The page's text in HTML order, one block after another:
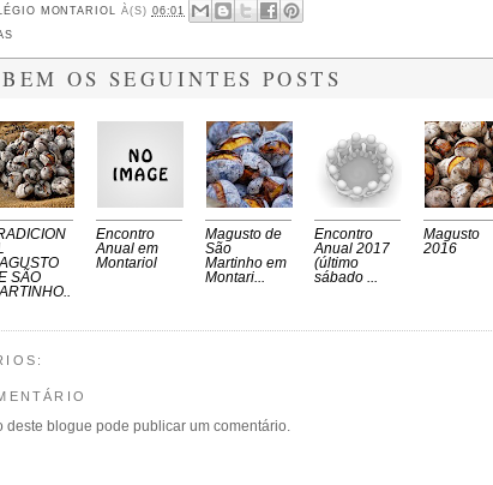
MONTARIOL À(S) 06:01
OS SEGUINTES POSTS
SÃO
Encontro
Anual em
Montariol
Magusto de
São
Martinho em
Montari...
Encontro
Anual 2017
(último
sábado ...
Magusto
2016
deste blogue pode publicar um comentário.